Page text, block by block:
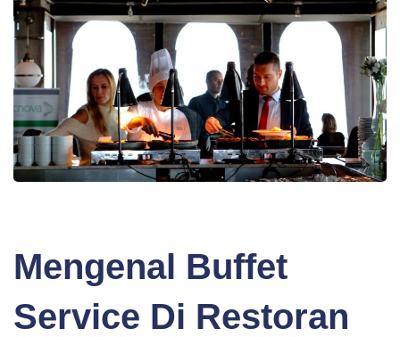
Mengenal Buffet
Service Di Restoran